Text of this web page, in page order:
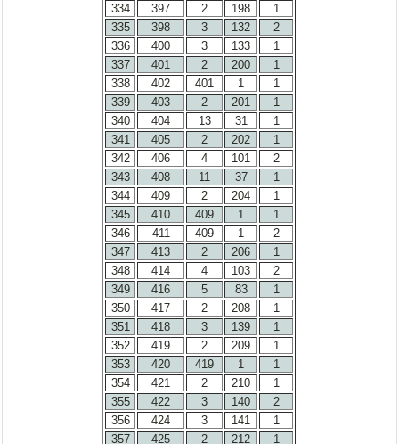
334
397 2 198
1
335
398 3 132
2
336
400 3 133
1
337
401 2 200
1
338
402 401 1
1
339
403 2 201
1
340
404 13 31
1
341
405 2 202
1
342
406 4 101
2
343
408 11 37
1
344
409 2 204
1
345
410 409 1
1
346
411 409 1
2
347
413 2 206
1
348
414 4 103
2
349
416 5 83
1
350
417 2 208
1
351
418 3 139
1
352
419 2 209
1
353
420 419 1
1
354
421 2 210
1
355
422 3 140
2
356
424 3 141
1
357
425 2 212 1